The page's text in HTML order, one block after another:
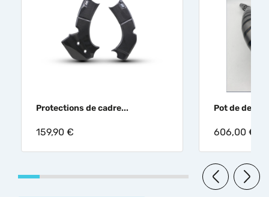
Protections de cadre...
159,90 €
Pot de
606,00 €